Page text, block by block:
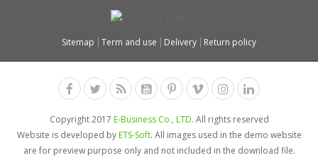
Sitemap Term and use Delivery Return policy
Copyright 2017 E-Business Co., LTD. All rights reserved
Website is developed byETS-Soft. All images used in the demo website
are for preview purpose only and not included in the download file.